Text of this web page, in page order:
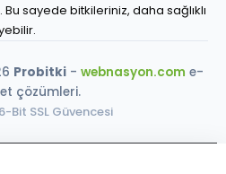
sayede bitkileriniz, daha sağlıklı
Probitki - webnasyon.com e-
çözümleri.
Bit SSL Güvencesi